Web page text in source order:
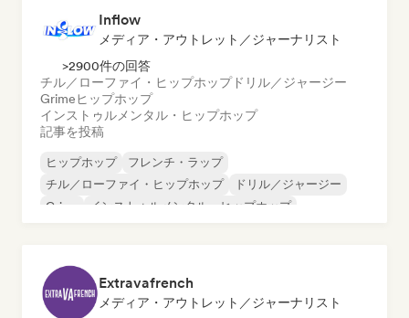
Inflow
メディア・アウトレット／ジャーナリスト
>2900件の回答
チル／ローファイ・ヒップホップドリル／ジャージー
Grimeヒップホップ
インストゥルメンタル・ヒップホップ
記事を投稿
ヒップホップ
フレンチ・ラップ
チル／ローファイ・ヒップホップ
ドリル／ジャージー
Grime
インストゥルメンタル・ヒップホップ
Extravafrench
メディア・アウトレット／ジャーナリスト